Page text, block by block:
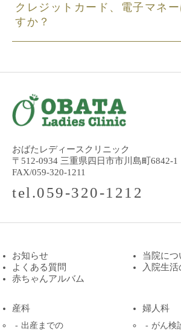
クレジットカード、電子マネー
すか？
おばたレディースクリニック
〒512-0934 三重県四日市市川島町6842-1
FAX/059-320-1211
tel.059-320-1212
お知らせ
当院につ
よくある質問
入院生
赤ちゃんアルバム
産科
出産までの
婦人科
がん検